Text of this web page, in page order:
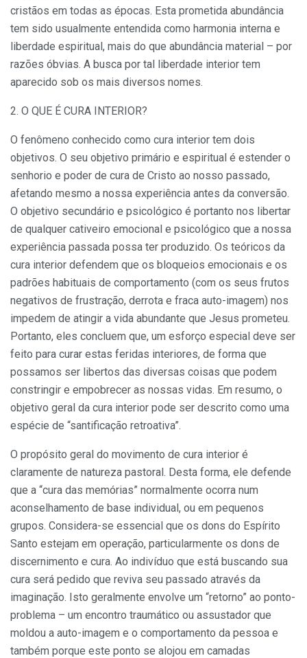
cristãos em todas as épocas. Esta prometida abundância
tem sido usualmente entendida como harmonia interna e
liberdade espiritual, mais do que abundância material – por
razões óbvias. A busca por tal liberdade interior tem
aparecido sob os mais diversos nomes.
2. O QUE É CURA INTERIOR?
O fenômeno conhecido como cura interior tem dois
objetivos. O seu objetivo primário e espiritual é estender o
senhorio e poder de cura de Cristo ao nosso passado,
afetando mesmo a nossa experiência antes da conversão.
O objetivo secundário e psicológico é portanto nos libertar
de qualquer cativeiro emocional e psicológico que a nossa
experiência passada possa ter produzido. Os teóricos da
cura interior defendem que os bloqueios emocionais e os
padrões habituais de comportamento (com os seus frutos
negativos de frustração, derrota e fraca auto-imagem) nos
impedem de atingir a vida abundante que Jesus prometeu.
Portanto, eles concluem que, um esforço especial deve ser
feito para curar estas feridas interiores, de forma que
possamos ser libertos das diversas coisas que podem
constringir e empobrecer as nossas vidas. Em resumo, o
objetivo geral da cura interior pode ser descrito como uma
espécie de “santificação retroativa”.
O propósito geral do movimento de cura interior é
claramente de natureza pastoral. Desta forma, ele defende
que a “cura das memórias” normalmente ocorra num
aconselhamento de base individual, ou em pequenos
grupos. Considera-se essencial que os dons do Espírito
Santo estejam em operação, particularmente os dons de
discernimento e cura. Ao indivíduo que está buscando sua
cura será pedido que reviva seu passado através da
imaginação. Isto geralmente envolve um “retorno” ao ponto-
problema – um encontro traumático ou assustador que
moldou a auto-imagem e o comportamento da pessoa e
também porque este ponto se alojou em camadas